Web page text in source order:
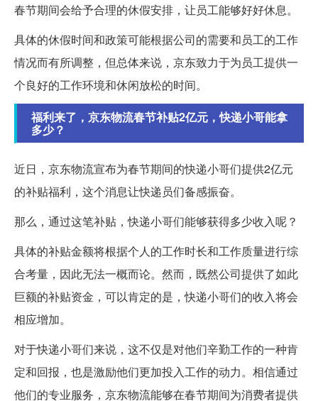
春节期间会给予合理的休假安排，让员工能够好好休息。
具体的休假时间和政策可能根据公司的需要和员工的工作
情况而有所调整，但总体来说，京东致力于为员工提供一
个良好的工作环境和休闲放松的时间。
福利来了，京东物流春节补贴2亿元，快递小哥能拿
多少？
近日，京东物流宣布为春节期间的快递小哥们提供2亿元
的补贴福利，这个消息让快递员们备感振奋。
那么，通过这笔补贴，快递小哥们能够获得多少收入呢？
具体的补贴金额将根据个人的工作时长和工作质量进行综
合考量，因此无法一概而论。然而，既然公司提供了如此
巨额的补贴资金，可以肯定的是，快递小哥们的收入将会
相应增加。
对于快递小哥们来说，这不仅是对他们辛勤工作的一种肯
定和回报，也是激励他们更加投入工作的动力。相信通过
他们的专业服务，京东物流能够在春节期间为消费者提供